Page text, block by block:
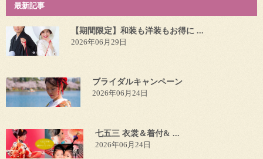
最新記事
【期間限定】和装も洋装もお得に ...
2026年06月29日
ブライダルキャンペーン
2026年06月24日
七五三 衣裳＆着付& ...
2026年06月24日